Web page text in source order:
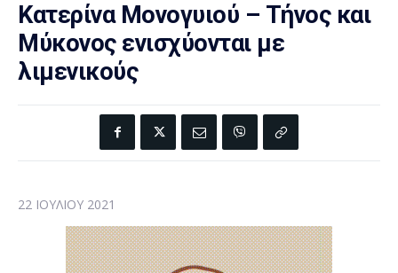
Κατερίνα Μονογυιού – Τήνος και
Μύκονος ενισχύονται με
λιμενικούς
22 ΙΟΥΛΊΟΥ 2021